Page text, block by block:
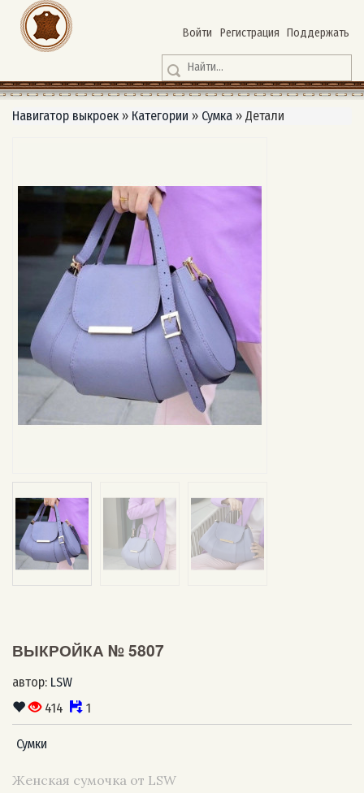
Войти Регистрация Поддержать
Навигатор выкроек » Категории » Сумка » Детали
ВЫКРОЙКА № 5807
автор: LSW
414
1
Сумки
Женская сумочка от LSW